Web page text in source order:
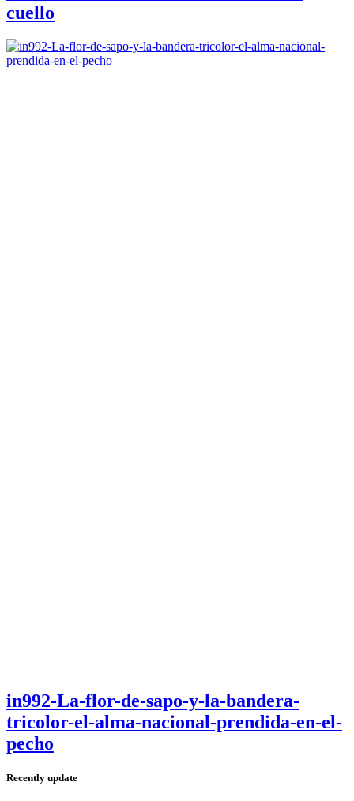
cuello
in992-La-flor-de-sapo-y-la-bandera-
tricolor-el-alma-nacional-prendida-en-el-
pecho
Recently update